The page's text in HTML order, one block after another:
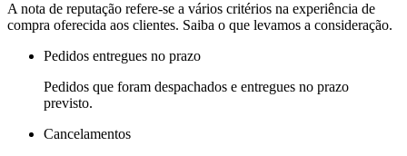
A nota de reputação refere-se a vários critérios na experiência de
compra oferecida aos clientes. Saiba o que levamos a consideração.
Pedidos entregues no prazo
Pedidos que foram despachados e entregues no prazo
previsto.
Cancelamentos